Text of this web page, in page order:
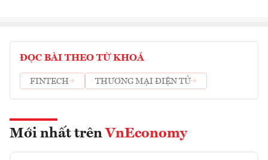
ĐỌC BÀI THEO TỪ KHOÁ
FINTECH THƯƠNG MẠI ĐIỆN TỬ
Mới nhất trên VnEconomy